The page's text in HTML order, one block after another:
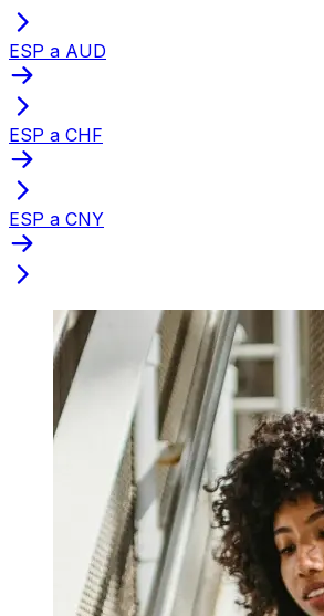
ESP a AUD
ESP a CHF
ESP a CNY